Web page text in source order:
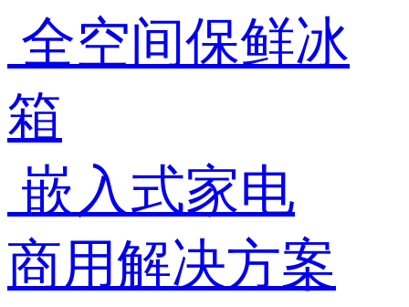
全空间保鲜冰
箱
嵌入式家电
商用解决方案